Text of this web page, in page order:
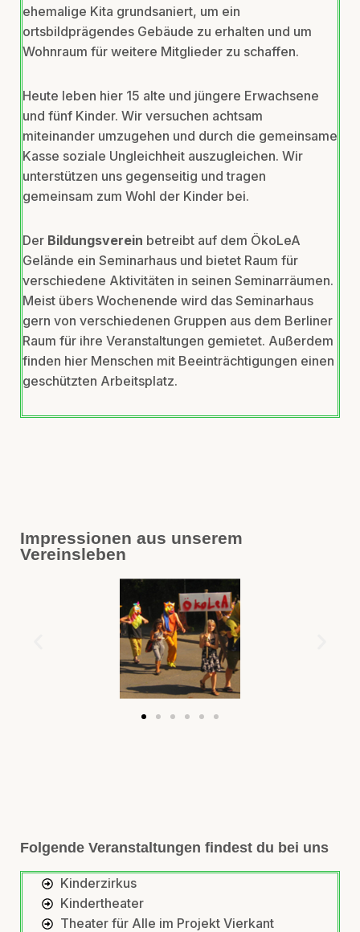
ehemalige Kita grundsaniert, um ein
ortsbildprägendes Gebäude zu erhalten und um
Wohnraum für weitere Mitglieder zu schaffen.
Heute leben hier 15 alte und jüngere Erwachsene
und fünf Kinder. Wir versuchen achtsam
miteinander umzugehen und durch die gemeinsame
Kasse soziale Ungleichheit auszugleichen. Wir
unterstützen uns gegenseitig und tragen
gemeinsam zum Wohl der Kinder bei.
Der Bildungsverein betreibt auf dem ÖkoLeA
Gelände ein Seminarhaus und bietet Raum für
verschiedene Aktivitäten in seinen Seminarräumen.
Meist übers Wochenende wird das Seminarhaus
gern von verschiedenen Gruppen aus dem Berliner
Raum für ihre Veranstaltungen gemietet. Außerdem
finden hier Menschen mit Beeinträchtigungen einen
geschützten Arbeitsplatz.
Impressionen aus unserem
Vereinsleben
Folgende Veranstaltungen findest du bei uns
Kinderzirkus
Kindertheater
Theater für Alle im Projekt Vierkant